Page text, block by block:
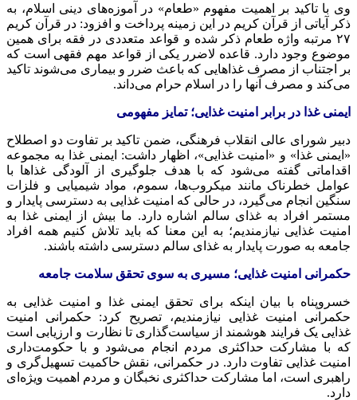
وی با تاکید بر اهمیت مفهوم «طعام» در آموزه‌های دینی اسلام، به
ذکر آیاتی از قرآن کریم در این زمینه پرداخت و افزود: در قرآن کریم
۲۷ مرتبه واژه طعام ذکر شده و قواعد متعددی در فقه برای همین
موضوع وجود دارد. قاعده لاضرر یکی از قواعد مهم فقهی است که
بر اجتناب از مصرف غذاهایی که باعث ضرر و بیماری می‌شوند تاکید
می‌کند و مصرف آنها را در اسلام حرام می‌داند.
ایمنی غذا در برابر امنیت غذایی؛ تمایز مفهومی
دبیر شورای عالی انقلاب فرهنگی، ضمن تاکید بر تفاوت دو اصطلاح
«ایمنی غذا» و «امنیت غذایی»، اظهار داشت: ایمنی غذا به مجموعه
اقداماتی گفته می‌شود که با هدف جلوگیری از آلودگی غذاها با
عوامل خطرناک مانند میکروب‌ها، سموم، مواد شیمیایی و فلزات
سنگین انجام می‌گیرد، در حالی که امنیت غذایی به دسترسی پایدار و
مستمر افراد به غذای سالم اشاره دارد. ما بیش از ایمنی غذا به
امنیت غذایی نیازمندیم؛ به این معنا که باید تلاش کنیم همه افراد
جامعه به صورت پایدار به غذای سالم دسترسی داشته باشند.
حکمرانی امنیت غذایی؛ مسیری به سوی تحقق سلامت جامعه
خسروپناه با بیان اینکه برای تحقق ایمنی غذا و امنیت غذایی به
حکمرانی امنیت غذایی نیازمندیم، تصریح کرد: حکمرانی امنیت
غذایی یک فرایند هوشمند از سیاست‌گذاری تا نظارت و ارزیابی است
که با مشارکت حداکثری مردم انجام می‌شود و با حکومت‌داری
امنیت غذایی تفاوت دارد. در حکمرانی، نقش حاکمیت تسهیل‌گری و
راهبری است، اما مشارکت حداکثری نخبگان و مردم اهمیت ویژه‌ای
دارد.